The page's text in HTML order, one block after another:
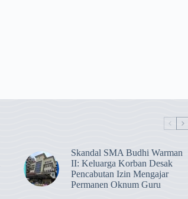
Skandal SMA Budhi Warman
II: Keluarga Korban Desak
Pencabutan Izin Mengajar
Permanen Oknum Guru